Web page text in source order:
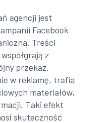
agencji jest
Facebook
Treści
z
przekaz.
w reklamę, trafia
materiałów,
Taki efekt
skuteczność